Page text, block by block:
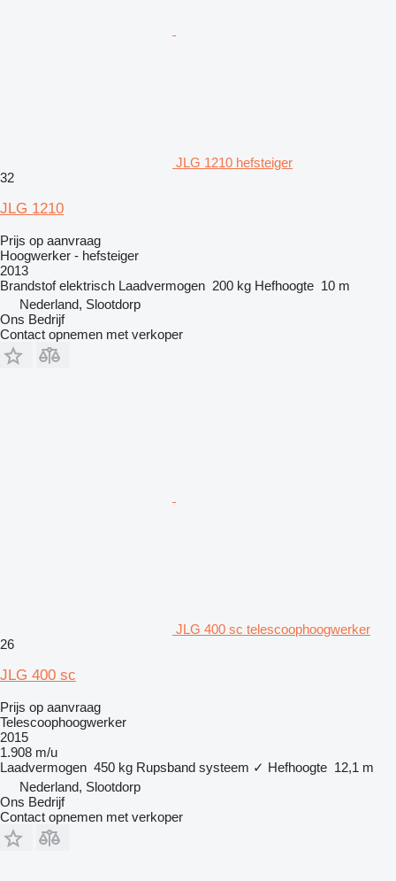
JLG 1210 hefsteiger
32
JLG 1210
Prijs op aanvraag
Hoogwerker - hefsteiger
2013
Brandstof elektrisch Laadvermogen 200 kg Hefhoogte 10 m
Nederland, Slootdorp
Ons Bedrijf
Contact opnemen met verkoper
JLG 400 sc telescoophoogwerker
26
JLG 400 sc
Prijs op aanvraag
Telescoophoogwerker
2015
1.908 m/u
Laadvermogen 450 kg Rupsband systeem ✓ Hefhoogte 12,1 m
Nederland, Slootdorp
Ons Bedrijf
Contact opnemen met verkoper